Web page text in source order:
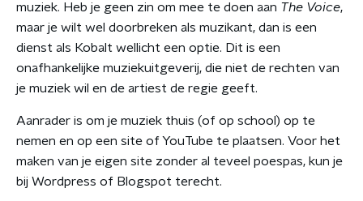
muziek. Heb je geen zin om mee te doen aan The Voice,
maar je wilt wel doorbreken als muzikant, dan is een
dienst als Kobalt wellicht een optie. Dit is een
onafhankelijke muziekuitgeverij, die niet de rechten van
je muziek wil en de artiest de regie geeft.
Aanrader is om je muziek thuis (of op school) op te
nemen en op een site of YouTube te plaatsen. Voor het
maken van je eigen site zonder al teveel poespas, kun je
bij Wordpress of Blogspot terecht.